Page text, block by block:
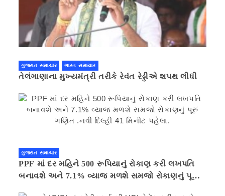
ગુજરાત સમાચાર ભારત સમાચાર
તેલંગાણાના મુખ્યમંત્રી તરીકે રેવંત રેડ્ડીએ શપથ લીધી
ગુજરાત સમાચાર
PPF માં દર મહિને 500 રૂપિયાનું રોકાણ કરી લખપતિ
બનાવશે અને 7.1% વ્યાજ મળશે સમજો રોકાણનું પૂરું